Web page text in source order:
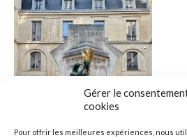
Gérer le
cookies
Pour offrir les meilleures expériences, nous